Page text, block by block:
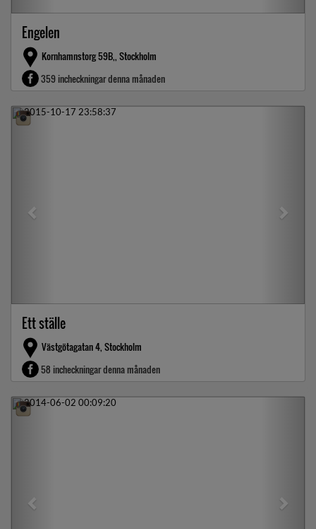
Engelen
Kornhamnstorg 59B,, Stockholm
359 incheckningar denna månaden
Previous
Ett ställe
Västgötagatan 4, Stockholm
58 incheckningar denna månaden
Previous